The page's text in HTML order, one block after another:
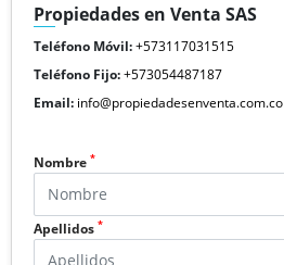
Propiedades en Venta SAS
Teléfono Móvil:+573117031515
Teléfono Fijo:+573054487187
Email: info@propiedadesenventa.com.co
Nombre *
Apellidos *